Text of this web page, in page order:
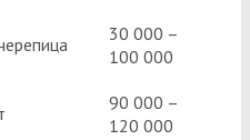
30 000 –
100 000
90 000 –
120 000